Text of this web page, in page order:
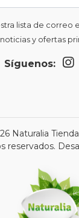
lista de correo
noticias y ofertas
Síguenos:
Naturalia
reservados.